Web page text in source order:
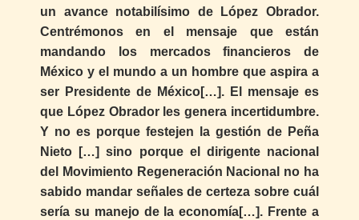
un avance notabilísimo de López Obrador.
Centrémonos en el mensaje que están
mandando los mercados financieros de
México y el mundo a un hombre que aspira a
ser Presidente de México[…]. El mensaje es
que López Obrador les genera incertidumbre.
Y no es porque festejen la gestión de Peña
Nieto […] sino porque el dirigente nacional
del Movimiento Regeneración Nacional no ha
sabido mandar señales de certeza sobre cuál
sería su manejo de la economía[…]. Frente a